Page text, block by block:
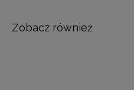
Zobacz również